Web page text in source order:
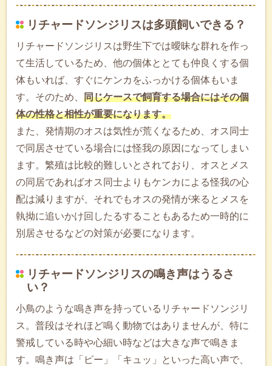
リチャードソンジリスは多頭飼いできる？
リチャードソンジリスは野生下では曖昧な群れを作っ
て生活しているため、他の個体ととても仲良くする個
体もいれば、すぐにケンカをふっかける個体もいま
す。そのため、 同じケースで飼育する場合にはその個
体の性格と相性が重要になります。
また、発情期のオスは気性が荒くなるため、オス同士
で同居させている場合には怪我の原因になってしまい
ます。繁殖は比較的難しいとされており、オスとメス
の同居であればオス同士よりもケンカによる怪我の心
配は減りますが、それでもオスの発情が来るとメスを
執拗に追いかけ回したるすることもあるため一時的に
別居させるなどの対策が必要になります。
リチャードソンジリスの鳴き声はうるさ
い？
小鳥のような鳴き声を持っているリチャードソンジリ
ス。普段はそれほど鳴く動物ではありませんが、特に
警戒している時や心細い時などは大きな声で鳴きま
す。鳴き声は「ピー」「キュッ」といった高い声で、